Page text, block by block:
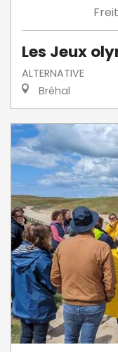
Les Jeux
ALTERNATIVE
Bréhal